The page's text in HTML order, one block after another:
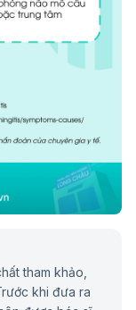
tham khảo,
khi đưa ra